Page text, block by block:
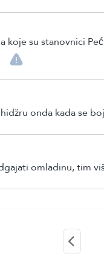
koje su stanovnici
onda kada se
omladinu, tim